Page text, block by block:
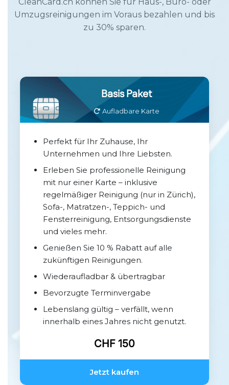
Umzugsreinigungen im Voraus bezahlen und bis
zu 30% sparen.
Basis Paket
Aufladbare Karte
Perfekt für Ihr Zuhause, Ihr
Unternehmen und Ihre Liebsten.
Erleben Sie professionelle Reinigung
mit nur einer Karte – inklusive
regelmäßiger Reinigung (nur in Zürich),
Sofa-, Matratzen-, Teppich- und
Fensterreinigung, Entsorgungsdienste
und vieles mehr.
Genießen Sie 10 % Rabatt auf alle
zukünftigen Reinigungen.
Wiederaufladbar & übertragbar
Bevorzugte Terminvergabe
Lebenslang gültig – verfällt, wenn
innerhalb eines Jahres nicht genutzt.
CHF 150
Jetzt kaufen